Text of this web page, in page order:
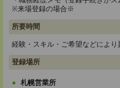
※来場登録の場合※
所要時間
経験・スキル・ご希望などにより
登録場所
札幌営業所